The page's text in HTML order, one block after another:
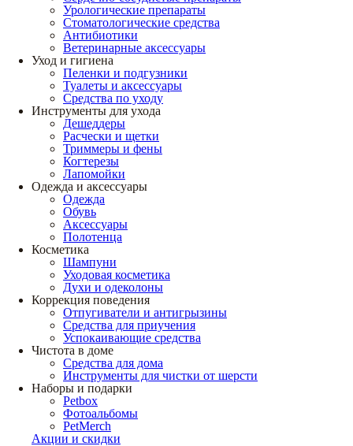
Урологические препараты
Стоматологические средства
Антибиотики
Ветеринарные аксессуары
Уход и гигиена
Пеленки и подгузники
Туалеты и аксессуары
Средства по уходу
Инструменты для ухода
Дешеддеры
Расчески и щетки
Триммеры и фены
Когтерезы
Лапомойки
Одежда и аксессуары
Одежда
Обувь
Аксессуары
Полотенца
Косметика
Шампуни
Уходовая косметика
Духи и одеколоны
Коррекция поведения
Отпугиватели и антигрызины
Средства для приучения
Успокаивающие средства
Чистота в доме
Средства для дома
Инструменты для чистки от шерсти
Наборы и подарки
Petbox
Фотоальбомы
PetMerch
Акции и скидки